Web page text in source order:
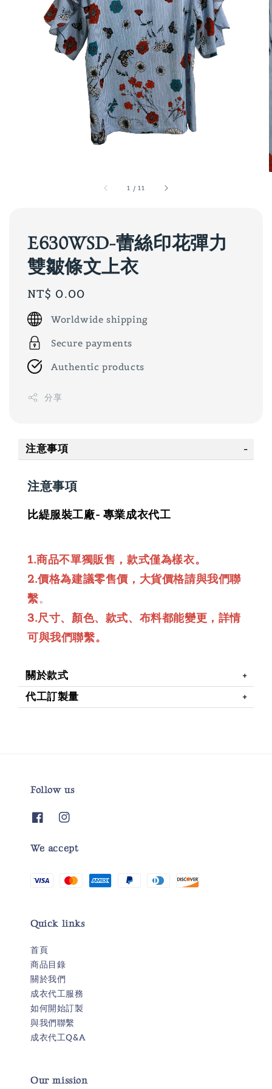
1 /11
E630WSD-蕾絲印花彈力
雙皺條文上衣
Regular
price
NT$ 0.00
Worldwide shipping
Secure payments
Authentic products
分享
注意事項
注意事項
比緹服裝工廠- 專業成衣代工
1.商品不單獨販售，款式僅為樣衣。
2.價格為建議零售價，大貨價格請與我們聯
繫。
3.尺寸、顏色、款式、布料都能變更，詳情
可與我們聯繫。
關於款式
代工訂製量
Follow us
We accept
Quick links
首頁
商品目錄
關於我們
成衣代工服務
如何開始訂製
與我們聯繫
成衣代工Q&A
Our mission